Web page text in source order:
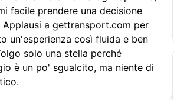
facile prendere una decisione
Applausi a gettransport.com per
un'esperienza così fluida e ben
solo una stella perché
è un po' sgualcito, ma niente di